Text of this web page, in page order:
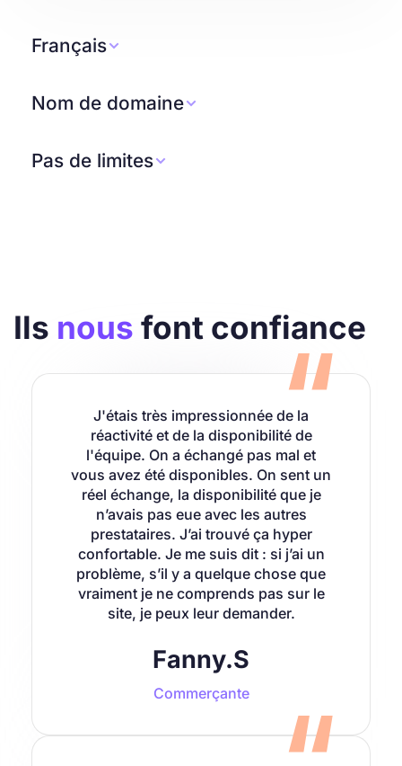
Disponible, à votre écoute et 100 % transparent,
on vous accompagne pour créer votre adresse
Une équipe humaine et dévouée pour vous
Français
hébergement français. Nous avons fait du Made
terre entière. Un outil et une équipe 100%
Nom de domaine
domaine associé est compris.
Pas de limites
Ils nous font confiance
J'étais très impressionnée de la
réactivité et de la disponibilité de
l'équipe. On a échangé pas mal et
vous avez été disponibles. On sent un
réel échange, la disponibilité que je
n’avais pas eue avec les autres
prestataires. J’ai trouvé ça hyper
confortable. Je me suis dit : si j’ai un
problème, s’il y a quelque chose que
vraiment je ne comprends pas sur le
site, je peux leur demander.
Fanny.S
Commerçante